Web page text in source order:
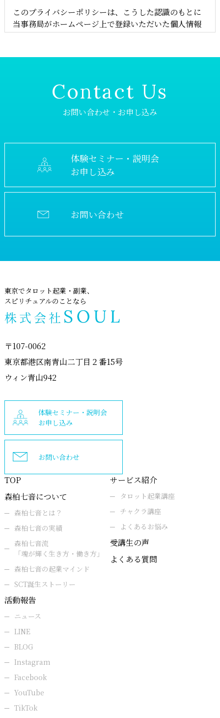
お申込み確認のメール受信後、営業日3日以内に指定振
込口座へお振込みください。
＊入金をもって正式な申込とさせていただきます。ま
《クレジットカード決済・銀行振込》
商品の引き渡し時期
販売ページ等に特段記載がない場合、注文日より7営業
日以内に発送といたします。
返品・キャンセル・中途解約等
情報という商品特性上、基本的には返品・返金はお受
けしませんが、販売ページに返金保証等が付く場合は
免責事項
り、必ずしも利益や効果を保証するものではありませ
このプライバシーポリシーは、こうした認識のもとに
当事務局がホームページ上で登録いただいた個人情報
の取り扱いに関する姿勢をお客様へお知らせするもの
当事務局では以下のプライバシーポリシーを掲げ、お
います。当事務局のサービスもしくは商品を購入した
場合または当事務局のプレゼント・キャンペーン等に
応募した場合には、プライバシーポリシーに同意した
ものとみなされますので、本プライバシーポリシーの
個人情報とは
このプライバシーポリシーにおいて、「個人情報」と
は、お客様ならびにお取引先から提供を受ける会社
の個人を識別出来る情報または個人固有の情報を言い
目的を明示し必要な範囲内において実施致します。
個人情報の安全性
失、破壊、改ざん、漏洩などのリスクに対して、合理
的かつ厳正な安全対策を講じておりますが、以下の事
由など当事務局の責に帰すべからざる事由を原因とす
る 個人情報の紛失、破壊、改ざん、漏洩などに関して
1.誰でもアクセスできる形態にてインターネット上に個
2.当事務局以外のウェブサイトにおいて個人情報を開示
3.お客様の利用した端末から個人情報が漏れた場合、
またはお客様の管理下にあるパスワードの使用を原因
として個人情報が漏れた場合
4.各種申込フォームにお客様が入力されたメールアド
レスが間違っている場合(各種申込フォームでは内容を
お客様に確認していただくために、登録されたメール
アドレスに申込情報を自 動的に配信する仕組みになっ
ています。そのため間違ったメールアドレスであって
も、そのメールアドレスに申込情報が自動的に配信さ
れます。)
個人情報を収集・利用する目的
ご提供いただいた個人情報は、当事務局、または、当
事務局と商品もしくはサービスを共同で販売する第三
を行う第三者その他のビジネス・パートナー(以下あわ
せて「ビジネス・パートナー」といいます)が、以下の
利用目的で利用致します。 なお、別途利用目的につい
て同意いただいた場合には、その利用目的の範囲内で
利用させていただきます。(1) お客様及びお取引先 に関
Contact Us
お問い合わせ・お申し込み
体験セミナー・説明会
お申し込み
お問い合わせ
東京でタロット起業・副業、
スピリチュアルのことなら
〒107-0062
東京都港区南青山二丁目２番15号
ウィン青山942
体験セミナー・説明会
お申し込み
お問い合わせ
TOP
森柏七音について
森柏七音とは？
森柏七音の実績
森柏七音流
「魂が輝く生き方・働き方」
森柏七音の起業マインド
SCT誕生ストーリー
サービス紹介
タロット起業講座
チャクラ講座
よくあるお悩み
受講生の声
よくある質問
活動報告
ニュース
LINE
BLOG
Instagram
Facebook
YouTube
TikTok